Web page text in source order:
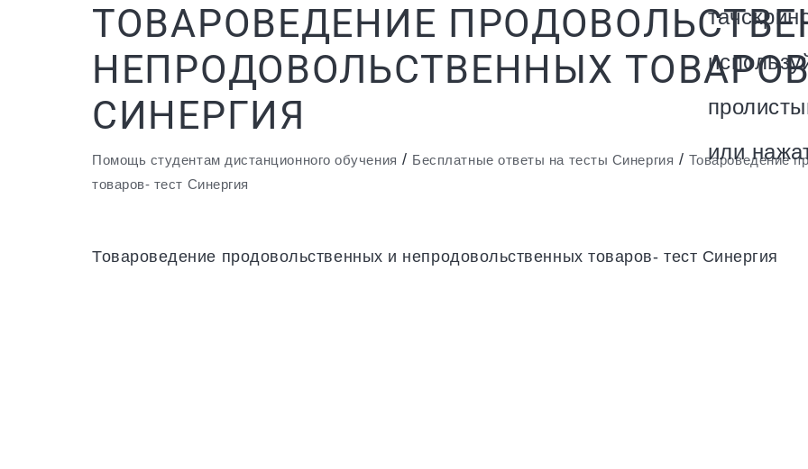
или
ТОВАРОВЕДЕНИЕ
НЕПРОДОВОЛЬСТВЕННЫХ
СИНЕРГИЯ
Помощь студентам дистанционного обучения / Бесплатные ответы на тесты Синергия / Товароведение
товаров- тест Синергия
Товароведение продовольственных и непродовольственных товаров- тест Синергия